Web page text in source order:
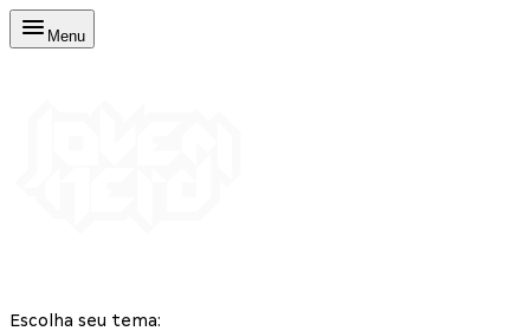
Menu
Escolha seu tema: